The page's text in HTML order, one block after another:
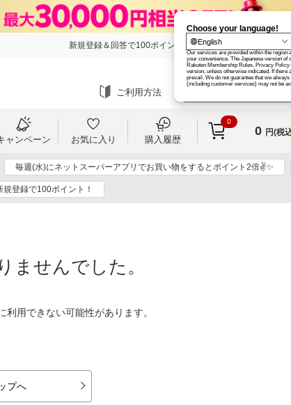
新規登録＆回答で100ポイント! 楽天
ご利用方法
ャンペーン お気に入り 購入履歴
0
0 円(税
毎週(水)にネットスーパーアプリでお買い物をするとポイント2倍✌✨
規登録で100ポイント！
ませんでした。
用できない可能性があります。
プへ